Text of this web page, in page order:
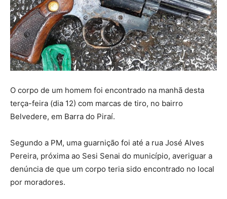
O corpo de um homem foi encontrado na manhã desta
terça-feira (dia 12) com marcas de tiro, no bairro
Belvedere, em Barra do Piraí.
Segundo a PM, uma guarnição foi até a rua José Alves
Pereira, próxima ao Sesi Senai do município, averiguar a
denúncia de que um corpo teria sido encontrado no local
por moradores.